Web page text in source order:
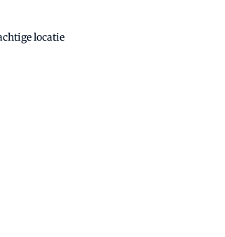
locatie